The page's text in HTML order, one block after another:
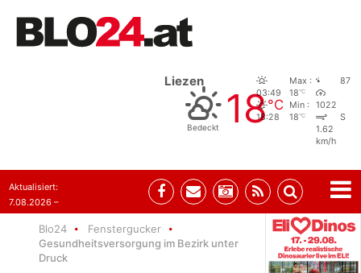
Liezen
Bedeckt 18°C
03:49
18:28
Max :
18°C
Min :
18°C
87
1022
S
1.62
km/h
Aktualisiert:
7.08.2026 –
Blo24
Fenstergucker
Gesundheitsversorgung im Bezirk unter
Druck